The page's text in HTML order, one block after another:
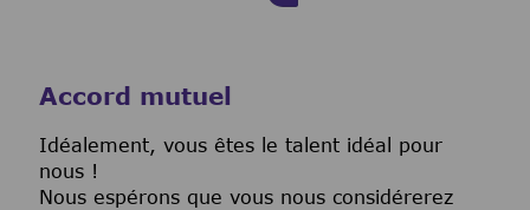
Accord mutuel
Idéalement, vous êtes le talent idéal pour
nous !
Nous espérons que vous nous considérerez